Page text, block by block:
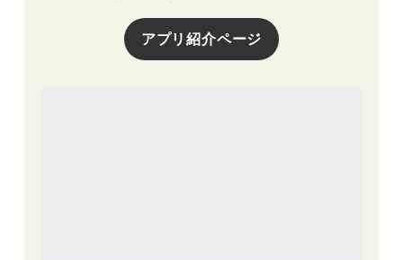
アプリ紹介ページ